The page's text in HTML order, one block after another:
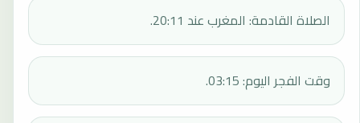
الصلاة القادمة: المغرب عند 20:11.
وقت الفجر اليوم: 03:15.